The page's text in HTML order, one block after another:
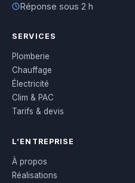
Réponse sous 2 h
SERVICES
Plomberie
Chauffage
Électricité
Clim & PAC
Tarifs & devis
L’ENTREPRISE
À propos
Réalisations